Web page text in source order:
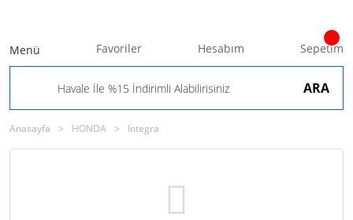
ARA
Menü Favoriler Hesabım Sepetim
Anasayfa HONDA Integra